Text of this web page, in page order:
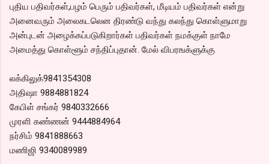
புதிய பதிவர்கள்,பழம் பெரும் பதிவர்கள், மீடியம் பதிவர்கள் என்று
அனைவரும் அலைகடலென திரண்டு வந்து கலந்து கொள்ளுமாறு
அன்புடன் அழைக்கப்படுகிறார்கள் பதிவர்கள் நமக்குள் நாமே
அமைத்து கொள்ளூம் சந்திப்புதான். மேல் விபரஙக்ளுக்கு
லக்கிலுக்9841354308
அதிஷா 9884881824
கேபிள் சங்கர் 9840332666
முரளி கண்ணன் 9444884964
நர்சிம் 9841888663
மணிஜி 9340089989